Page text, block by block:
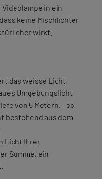
in ein
keine Mischlichter
wirkt.
das weisse Licht
Umgebungslicht
von 5 Metern. - so
bestehend aus dem
Licht Ihrer
Summe, ein